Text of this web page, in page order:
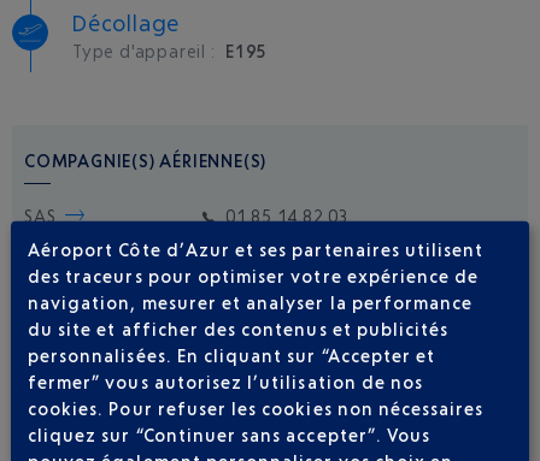
Décollage
Type d'appareil : E195
COMPAGNIE(S) AÉRIENNE(S)
SAS 01 85 14 82 03
Soyez notifié(e) de
toutes les évolutions
Aéroport Côte d’Azur et ses partenaires utilisent
des traceurs pour optimiser votre expérience de
navigation, mesurer et analyser la performance
du site et afficher des contenus et publicités
personnalisées. En cliquant sur “Accepter et
fermer” vous autorisez l’utilisation de nos
cookies. Pour refuser les cookies non nécessaires
cliquez sur “Continuer sans accepter”. Vous